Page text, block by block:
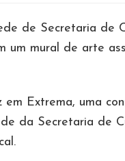
de Secretaria de
um mural de arte
Extrema, uma
da Secretaria de